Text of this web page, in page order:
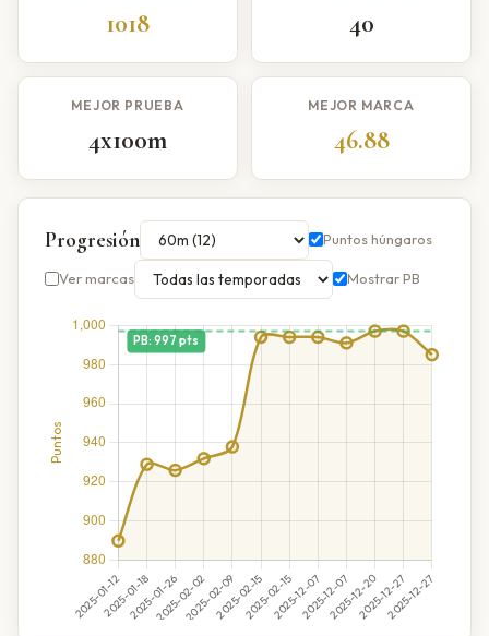
1018 40
MEJOR PRUEBA
4x100m
MEJOR MARCA
46.88
Progresión Puntos húngaros
Ver marcas Mostrar PB